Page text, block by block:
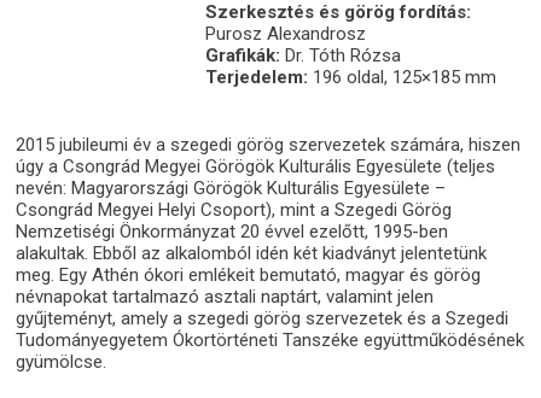
Szerkesztés és görög fordítás:
Purosz Alexandrosz
Grafikák: Dr. Tóth Rózsa
Terjedelem: 196 oldal, 125×185 mm
2015 jubileumi év a szegedi görög szervezetek számára, hiszen
úgy a Csongrád Megyei Görögök Kulturális Egyesülete (teljes
nevén: Magyarországi Görögök Kulturális Egyesülete –
Csongrád Megyei Helyi Csoport), mint a Szegedi Görög
Nemzetiségi Önkormányzat 20 évvel ezelőtt, 1995-ben
alakultak. Ebből az alkalomból idén két kiadványt jelentetünk
meg. Egy Athén ókori emlékeit bemutató, magyar és görög
névnapokat tartalmazó asztali naptárt, valamint jelen
gyűjteményt, amely a szegedi görög szervezetek és a Szegedi
Tudományegyetem Ókortörténeti Tanszéke együttműködésének
gyümölcse.